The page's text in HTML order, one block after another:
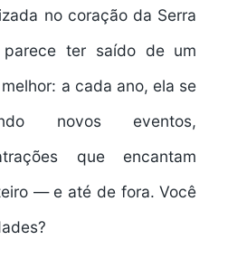
no coração da Serra
ter saído de um
a cada ano, ela se
novos eventos,
que encantam
— e até de fora. Você